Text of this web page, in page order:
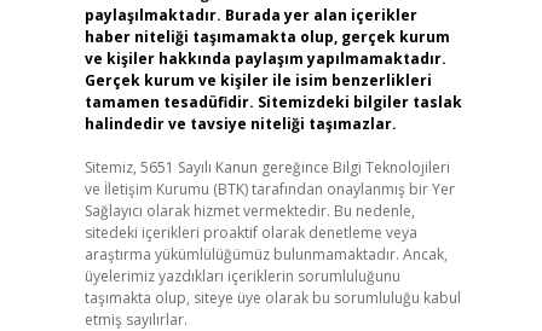
paylaşılmaktadır. Burada yer alan içerikler
haber niteliği taşımamakta olup, gerçek kurum
ve kişiler hakkında paylaşım yapılmamaktadır.
Gerçek kurum ve kişiler ile isim benzerlikleri
tamamen tesadüfidir. Sitemizdeki bilgiler taslak
halindedir ve tavsiye niteliği taşımazlar.
Sitemiz, 5651 Sayılı Kanun gereğince Bilgi Teknolojileri
ve İletişim Kurumu (BTK) tarafından onaylanmış bir Yer
Sağlayıcı olarak hizmet vermektedir. Bu nedenle,
sitedeki içerikleri proaktif olarak denetleme veya
araştırma yükümlülüğümüz bulunmamaktadır. Ancak,
üyelerimiz yazdıkları içeriklerin sorumluluğunu
taşımakta olup, siteye üye olarak bu sorumluluğu kabul
etmiş sayılırlar.